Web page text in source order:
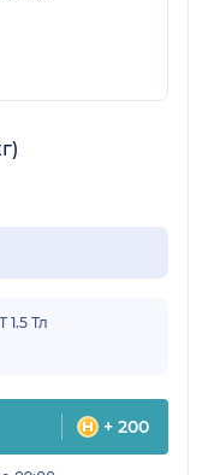
Тл
+ 200